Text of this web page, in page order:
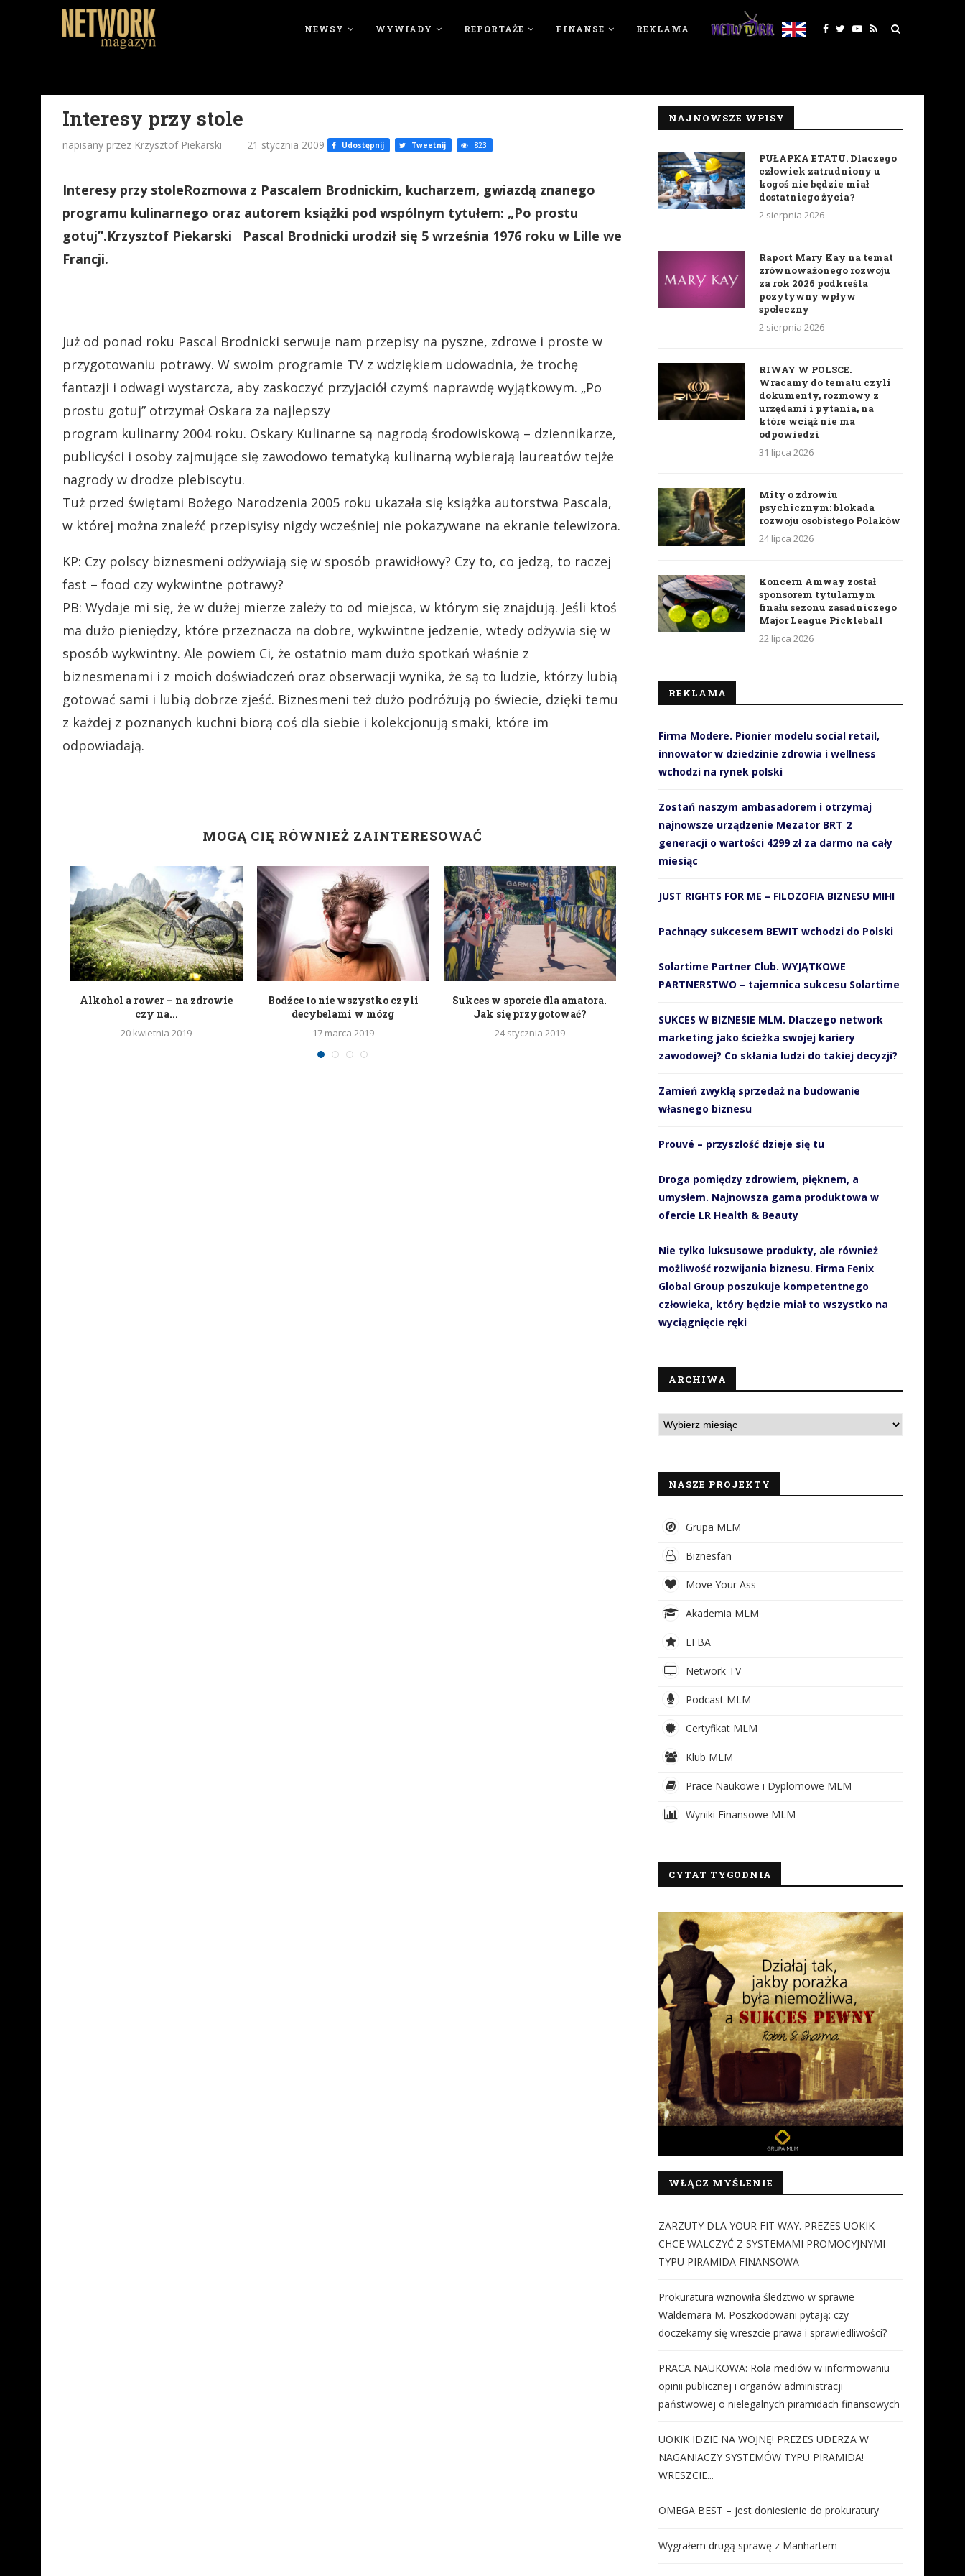
NEWSY WYWIADY REPORTAŻE FINANSE REKLAMA
Interesy przy stole
napisany przez Krzysztof Piekarski 21 stycznia 2009 Udostępnij Tweetnij 823
Interesy przy stoleRozmowa z Pascalem Brodnickim, kucharzem, gwiazdą znanego
programu kulinarnego oraz autorem książki pod wspólnym tytułem: „Po prostu
gotuj”.Krzysztof Piekarski Pascal Brodnicki urodził się 5 września 1976 roku w Lille we
Francji.
Już od ponad roku Pascal Brodnicki serwuje nam przepisy na pyszne, zdrowe i proste w
przygotowaniu potrawy. W swoim programie TV z wdziękiem udowadnia, że trochę
fantazji i odwagi wystarcza, aby zaskoczyć przyjaciół czymś naprawdę wyjątkowym. „Po
prostu gotuj” otrzymał Oskara za najlepszy
program kulinarny 2004 roku. Oskary Kulinarne są nagrodą środowiskową – dziennikarze,
publicyści i osoby zajmujące się zawodowo tematyką kulinarną wybierają laureatów tejże
nagrody w drodze plebiscytu.
Tuż przed świętami Bożego Narodzenia 2005 roku ukazała się książka autorstwa Pascala,
w której można znaleźć przepisyisy nigdy wcześniej nie pokazywane na ekranie telewizora.
KP: Czy polscy biznesmeni odżywiają się w sposób prawidłowy? Czy to, co jedzą, to raczej
fast – food czy wykwintne potrawy?
PB: Wydaje mi się, że w dużej mierze zależy to od miejsca, w którym się znajdują. Jeśli ktoś
ma dużo pieniędzy, które przeznacza na dobre, wykwintne jedzenie, wtedy odżywia się w
sposób wykwintny. Ale powiem Ci, że ostatnio mam dużo spotkań właśnie z
biznesmenami i z moich doświadczeń oraz obserwacji wynika, że są to ludzie, którzy lubią
gotować sami i lubią dobrze zjeść. Biznesmeni też dużo podróżują po świecie, dzięki temu
z każdej z poznanych kuchni biorą coś dla siebie i kolekcjonują smaki, które im
odpowiadają.
MOGĄ CIĘ RÓWNIEŻ ZAINTERESOWAĆ
Alkohol a rower – na zdrowie
czy na...
20 kwietnia 2019
Bodźce to nie wszystko czyli
decybelami w mózg
17 marca 2019
Sukces w sporcie dla amatora.
Jak się przygotować?
24 stycznia 2019
organizacyjnie i finansowo
WOŚP?
10 stycznia 2019
jeść mięso, aby...
NAJNOWSZE WPISY
PUŁAPKA ETATU. Dlaczego
człowiek zatrudniony u
kogoś nie będzie miał
dostatniego życia?
2 sierpnia 2026
Raport Mary Kay na temat
zrównoważonego rozwoju
za rok 2026 podkreśla
pozytywny wpływ
społeczny
2 sierpnia 2026
RIWAY W POLSCE.
Wracamy do tematu czyli
dokumenty, rozmowy z
urzędami i pytania, na
które wciąż nie ma
odpowiedzi
31 lipca 2026
Mity o zdrowiu
psychicznym: blokada
rozwoju osobistego Polaków
24 lipca 2026
Koncern Amway został
sponsorem tytularnym
finału sezonu zasadniczego
Major League Pickleball
22 lipca 2026
REKLAMA
Firma Modere. Pionier modelu social retail,
innowator w dziedzinie zdrowia i wellness
wchodzi na rynek polski
Zostań naszym ambasadorem i otrzymaj
najnowsze urządzenie Mezator BRT 2
generacji o wartości 4299 zł za darmo na cały
miesiąc
JUST RIGHTS FOR ME – FILOZOFIA BIZNESU MIHI
Pachnący sukcesem BEWIT wchodzi do Polski
Solartime Partner Club. WYJĄTKOWE
PARTNERSTWO – tajemnica sukcesu Solartime
SUKCES W BIZNESIE MLM. Dlaczego network
marketing jako ścieżka swojej kariery
zawodowej? Co skłania ludzi do takiej decyzji?
Zamień zwykłą sprzedaż na budowanie
własnego biznesu
Prouvé – przyszłość dzieje się tu
Droga pomiędzy zdrowiem, pięknem, a
umysłem. Najnowsza gama produktowa w
ofercie LR Health & Beauty
Nie tylko luksusowe produkty, ale również
możliwość rozwijania biznesu. Firma Fenix
Global Group poszukuje kompetentnego
człowieka, który będzie miał to wszystko na
wyciągnięcie ręki
ARCHIWA
NASZE PROJEKTY
Grupa MLM
Biznesfan
Move Your Ass
Akademia MLM
EFBA
Network TV
Podcast MLM
Certyfikat MLM
Klub MLM
Prace Naukowe i Dyplomowe MLM
Wyniki Finansowe MLM
CYTAT TYGODNIA
WŁĄCZ MYŚLENIE
ZARZUTY DLA YOUR FIT WAY. PREZES UOKIK
CHCE WALCZYĆ Z SYSTEMAMI PROMOCYJNYMI
TYPU PIRAMIDA FINANSOWA
Prokuratura wznowiła śledztwo w sprawie
Waldemara M. Poszkodowani pytają: czy
doczekamy się wreszcie prawa i sprawiedliwości?
PRACA NAUKOWA: Rola mediów w informowaniu
opinii publicznej i organów administracji
państwowej o nielegalnych piramidach finansowych
UOKIK IDZIE NA WOJNĘ! PREZES UDERZA W
NAGANIACZY SYSTEMÓW TYPU PIRAMIDA!
WRESZCIE...
OMEGA BEST – jest doniesienie do prokuratury
Wygrałem drugą sprawę z Manhartem